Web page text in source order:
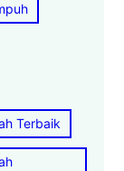
Terbaik